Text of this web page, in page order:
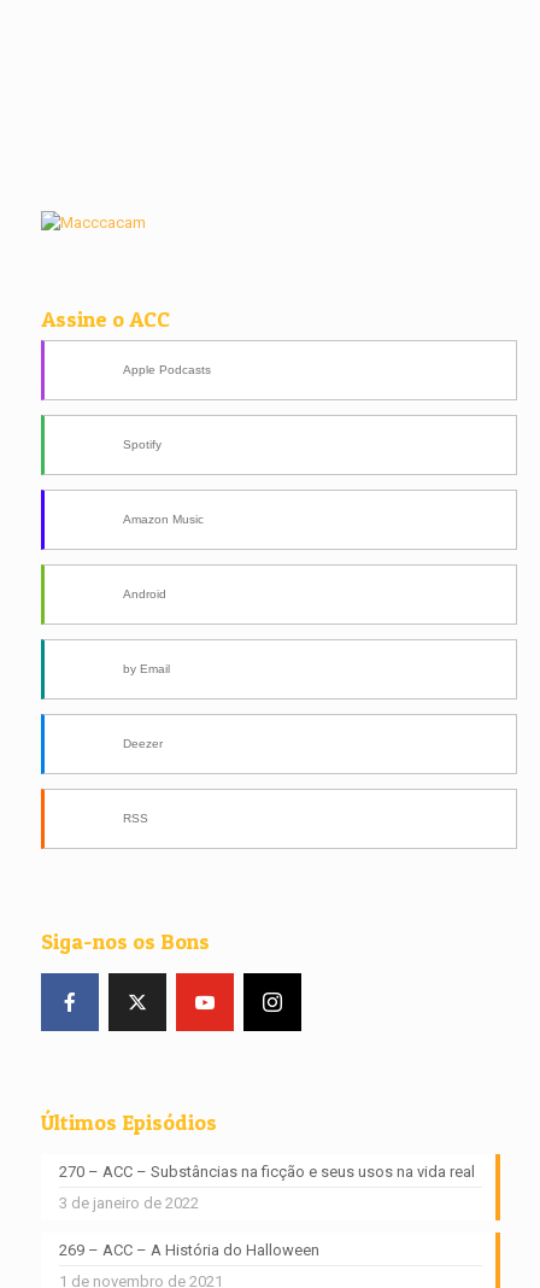
Assine o ACC
Apple Podcasts
Spotify
Amazon Music
Android
by Email
Deezer
RSS
Siga-nos os Bons
Últimos Episódios
270 – ACC – Substâncias na ficção e seus usos na vida real
3 de janeiro de 2022
269 – ACC – A História do Halloween
1 de novembro de 2021